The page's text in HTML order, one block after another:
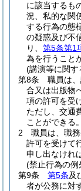
に該当するも
況、私的な関
する行為の態
の疑惑及び不
り、 第5条第1
為を行うこと
(講演等に関す
第8条
職員は
合又は出版物
項の許可を受
ただし、交通
ことができる。
2
職員は、職
許可を受けて
申し出なけれ
(禁止行為の例
第9条
第5条及
者が公務に対